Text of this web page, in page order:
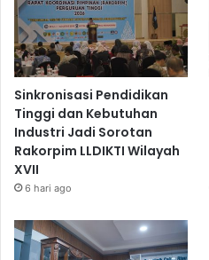
Sinkronisasi Pendidikan
Tinggi dan Kebutuhan
Industri Jadi Sorotan
Rakorpim LLDIKTI Wilayah
XVII
6 hari ago